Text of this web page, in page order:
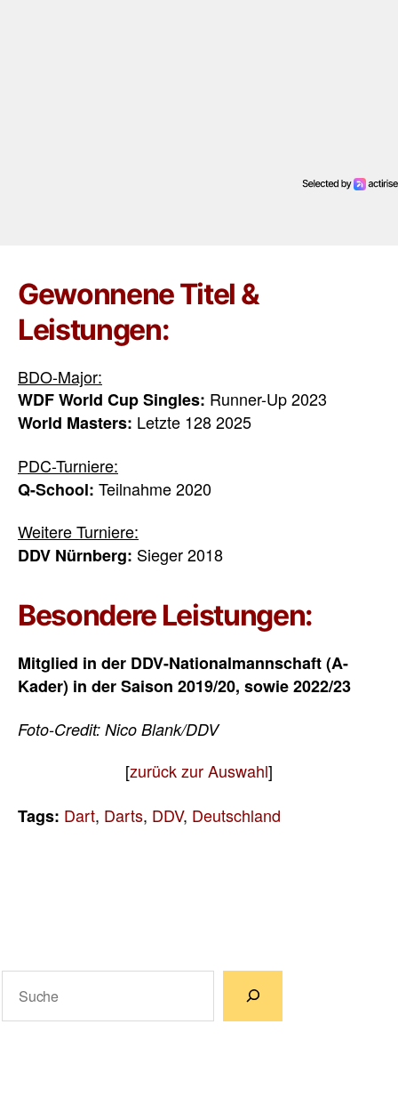
Gewonnene Titel &
Leistungen:
BDO-Major:
WDF World Cup Singles: Runner-Up 2023
World Masters: Letzte 128 2025
PDC-Turniere:
Q-School: Teilnahme 2020
Weitere Turniere:
DDV Nürnberg: Sieger 2018
Besondere Leistungen:
Mitglied in der DDV-Nationalmannschaft (A-
Kader) in der Saison 2019/20, sowie 2022/23
Foto-Credit: Nico Blank/DDV
[zurück zur Auswahl]
Tags: Dart, Darts, DDV, Deutschland